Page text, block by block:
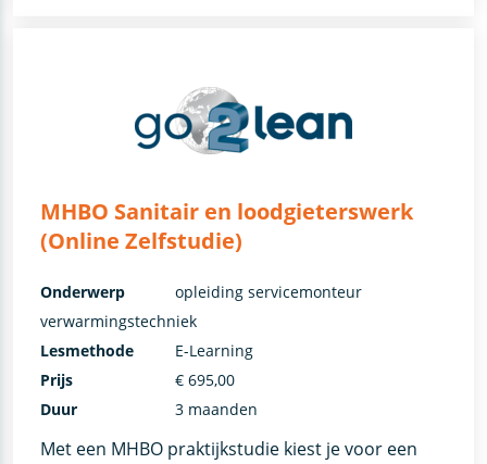
MHBO Sanitair en loodgieterswerk
(Online Zelfstudie)
Met een MHBO praktijkstudie kiest je voor een
Onderwerp
opleiding servicemonteur
verwarmingstechniek
Lesmethode
E-Learning
Prijs
€ 695,00
Duur
3 maanden